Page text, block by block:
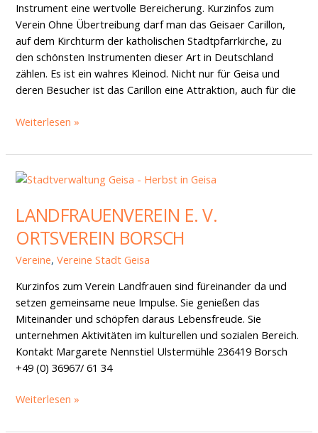
Instrument eine wertvolle Bereicherung. Kurzinfos zum
Verein Ohne Übertreibung darf man das Geisaer Carillon,
auf dem Kirchturm der katholischen Stadtpfarrkirche, zu
den schönsten Instrumenten dieser Art in Deutschland
zählen. Es ist ein wahres Kleinod. Nicht nur für Geisa und
deren Besucher ist das Carillon eine Attraktion, auch für die
Weiterlesen »
LANDFRAUENVEREIN E. V.
ORTSVEREIN BORSCH
Vereine,Vereine Stadt Geisa
Kurzinfos zum Verein Landfrauen sind füreinander da und
setzen gemeinsame neue Impulse. Sie genießen das
Miteinander und schöpfen daraus Lebensfreude. Sie
unternehmen Aktivitäten im kulturellen und sozialen Bereich.
Kontakt Margarete Nennstiel Ulstermühle 236419 Borsch
+49 (0) 36967/ 61 34
Landfrauenverein
V.
Ortsverein
Borsch
Weiterlesen »